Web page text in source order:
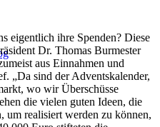
eigentlich ihre Spenden? Diese
Dr. Thomas Burmester
aus Einnahmen und
„Da sind der Adventskalender,
wo wir Überschüsse
die vielen guten Ideen, die
realisiert werden zu können,